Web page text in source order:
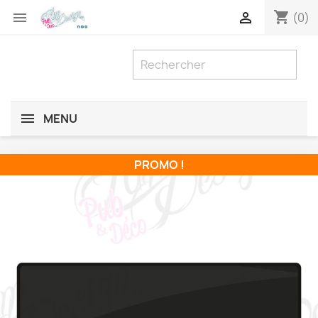
 shopping_cart (0)

MENU
PROMO !